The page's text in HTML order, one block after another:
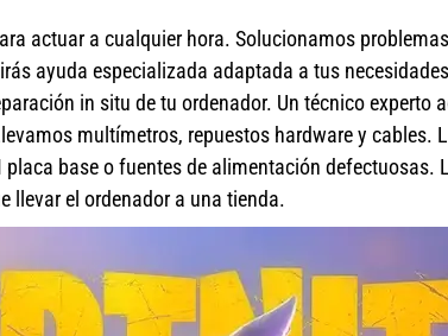
actuar a cualquier hora. Solucionamos
ayuda especializada adaptada a tus
in situ de tu ordenador. Un técnico experto
multímetros, repuestos hardware y cables.
base o fuentes de alimentación defectuosas.
llevar el ordenador a una tienda.